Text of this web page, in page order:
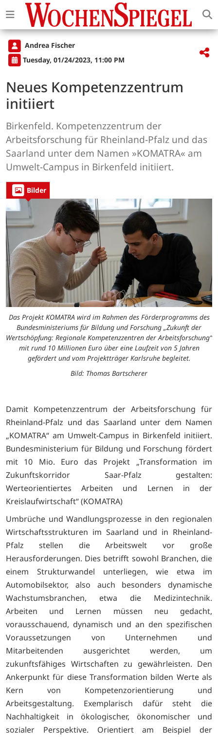
Andrea Fischer
Tuesday, 01/24/2023, 11:00 PM
Neues Kompetenzzentrum
initiiert
Birkenfeld. Kompetenzzentrum der
Arbeitsforschung für Rheinland-Pfalz und das
Saarland unter dem Namen »KOMATRA« am
Umwelt-Campus in Birkenfeld initiiert.
Bilder
Das Projekt KOMATRA wird im Rahmen des Förderprogramms des
Bundesministeriums für Bildung und Forschung „Zukunft der
Wertschöpfung: Regionale Kompetenzzentren der Arbeitsforschung“
mit rund 10 Millionen Euro über eine Laufzeit von 5 Jahren
gefördert und vom Projektträger Karlsruhe begleitet.
Bild: Thomas Bartscherer
Damit Kompetenzzentrum der Arbeitsforschung für
Rheinland-Pfalz und das Saarland unter dem Namen
„KOMATRA“ am Umwelt-Campus in Birkenfeld initiiert.
Bundesministerium für Bildung und Forschung fördert
mit 10 Mio. Euro das Projekt „Transformation im
Zukunftskorridor Saar-Pfalz gestalten:
Werteorientiertes Arbeiten und Lernen in der
Kreislaufwirtschaft“ (KOMATRA)
Umbrüche und Wandlungsprozesse in den regionalen
Wirtschaftsstrukturen im Saarland und in Rheinland-
Pfalz stellen die Arbeitswelt vor große
Herausforderungen. Dies betrifft sowohl Branchen, die
einem Strukturwandel unterliegen, wie etwa im
Automobilsektor, also auch besonders dynamische
Wachstumsbranchen, etwa die Medizintechnik.
Arbeiten und Lernen müssen neu gedacht,
vorausschauend, dynamisch und an den spezifischen
Voraussetzungen von Unternehmen und
Mitarbeitenden ausgerichtet werden, um
zukunftsfähiges Wirtschaften zu gewährleisten. Den
Ankerpunkt für diese Transformation bilden Werte als
Kern von Kompetenzorientierung und
Arbeitsgestaltung. Exemplarisch dafür steht die
Nachhaltigkeit in ökologischer, ökonomischer und
sozialer Perspektive. Orientiert am Beispiel der